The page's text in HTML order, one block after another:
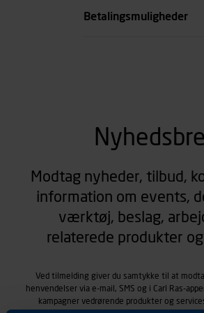
Betalingsmuligheder
Modtag nyheder, tilbud,
information om events,
værktøj, beslag,
relaterede produkter
Ved tilmelding giver du samtykke til at
henvendelser via e-mail, SMS og i Carl Ras-
kampagner vedrørende produkter og